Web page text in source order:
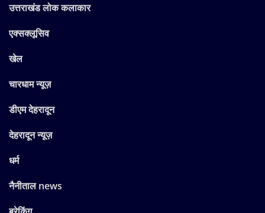
उत्तराखंड लोक कलाकार
एक्सक्लूसिव
खेल
चारधाम न्यूज़
डीएम देहरादून
देहरादून न्यूज़
धर्म
नैनीताल news